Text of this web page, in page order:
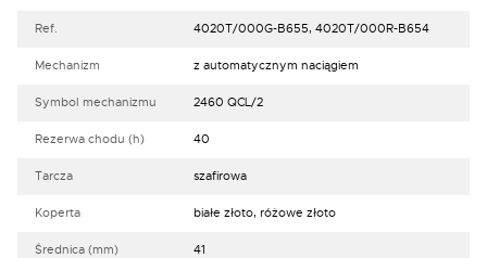
Ref. 4020T/000G-B655, 4020T/000R-B654
Mechanizm z automatycznym naciągiem
Symbol mechanizmu 2460 QCL/2
Rezerwa chodu (h) 40
Tarcza szafirowa
Koperta białe złoto, różowe złoto
Średnica (mm) 41